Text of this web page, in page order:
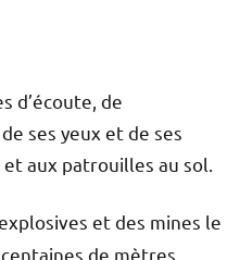
d’écoute, de
ses yeux et de ses
aux patrouilles au sol.
et des mines le
de mètres